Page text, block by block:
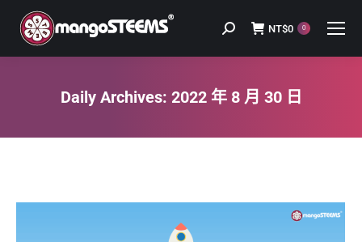
Search: NT$0 0
Daily Archives: 2022 年 8 月 30 日